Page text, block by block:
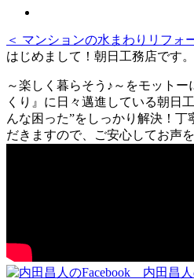
＜ マンションの水まわりリフォ
はじめまして！朝日工務店です。
～楽しく暮らそう♪～をモット
くり』に日々邁進している朝日
んな困った”をしっかり解決！丁
だきますので、ご安心してお声
内田昌人